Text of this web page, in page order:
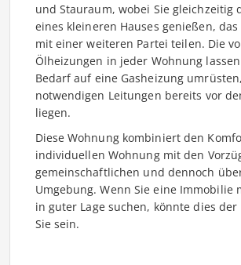
und Stauraum, wobei Sie gleichzeitig
eines kleineren Hauses genießen,
mit einer weiteren Partei teilen. Die
Ölheizungen in jeder Wohnung
Bedarf auf eine Gasheizung
notwendigen Leitungen bereits vor
liegen.
Diese Wohnung kombiniert den
individuellen Wohnung mit den
gemeinschaftlichen und dennoch
Umgebung. Wenn Sie eine Immobilie
in guter Lage suchen, könnte dies
Sie sein.